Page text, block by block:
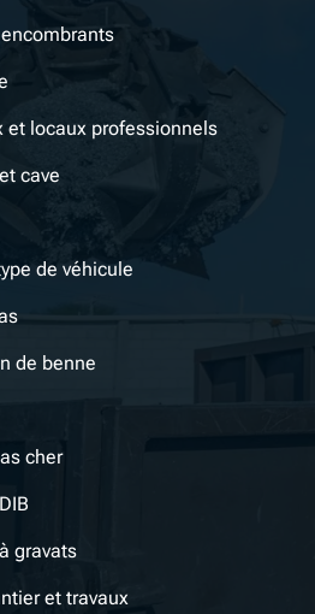
et locaux professionnels
cave
de véhicule
de benne
cher
gravats
et travaux